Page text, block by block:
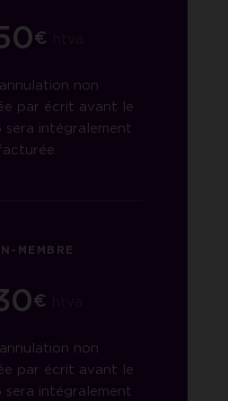
€
non
par écrit avant le
sera intégralement
MEMBRE
€
non
par écrit avant le
sera intégralement